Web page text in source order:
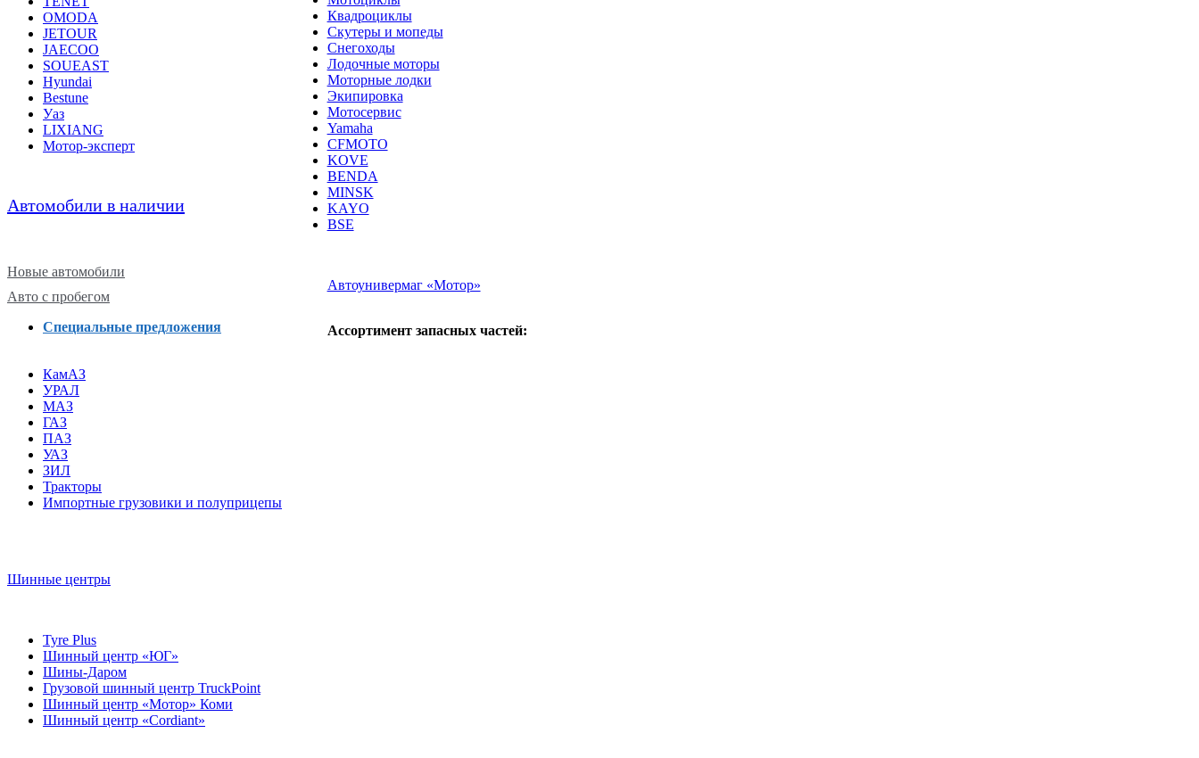
OMODA
JETOUR
JAECOO
SOUEAST
Hyundai
Bestune
Уаз
LIXIANG
Мотор-эксперт
Автомобили в наличии
Новые автомобили
Авто с пробегом
Специальные предложения
Квадроциклы
Скутеры и мопеды
Снегоходы
Лодочные моторы
Моторные лодки
Экипировка
Мотосервис
Yamaha
CFMOTO
KOVE
BENDA
MINSK
KAYO
BSE
Автоунивермаг «Мотор»
Ассортимент запасных частей:
КамАЗ
УРАЛ
МАЗ
ГАЗ
ПАЗ
УАЗ
ЗИЛ
Тракторы
Импортные грузовики и полуприцепы
Шинные центры
Tyre Plus
Шинный центр «ЮГ»
Шины-Даром
Грузовой шинный центр TruckPoint
Шинный центр «Мотор» Коми
Шинный центр «Cordiant»